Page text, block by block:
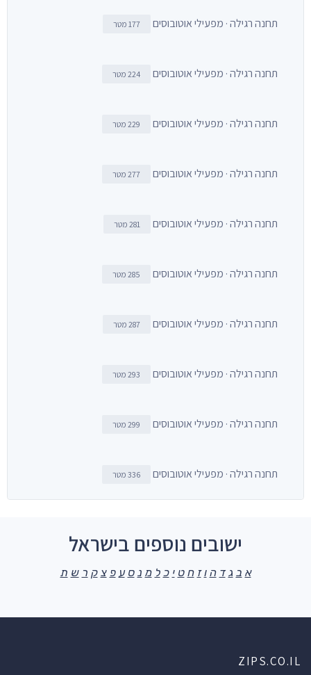
תחנה רגילה · מפעילי אוטובוסים 177 מטר
תחנה רגילה · מפעילי אוטובוסים 224 מטר
תחנה רגילה · מפעילי אוטובוסים 229 מטר
תחנה רגילה · מפעילי אוטובוסים 277 מטר
תחנה רגילה · מפעילי אוטובוסים 281 מטר
תחנה רגילה · מפעילי אוטובוסים 285 מטר
תחנה רגילה · מפעילי אוטובוסים 287 מטר
תחנה רגילה · מפעילי אוטובוסים 293 מטר
תחנה רגילה · מפעילי אוטובוסים 299 מטר
תחנה רגילה · מפעילי אוטובוסים 336 מטר
ישובים נוספים בישראל
א ב ג ד ה ו ז ח ט י כ ל מ נ ס ע פ צ ק ר ש ת
ZIPS.CO.IL